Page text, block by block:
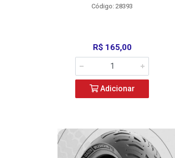
Código: 28393
R$ 165,00
Adicionar